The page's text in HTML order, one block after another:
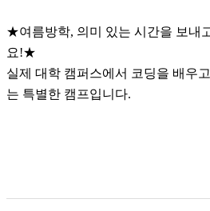
★여름방학, 의미 있는 시간을 보내
요!★
실제 대학 캠퍼스에서 코딩을 배우
는 특별한 캠프입니다.